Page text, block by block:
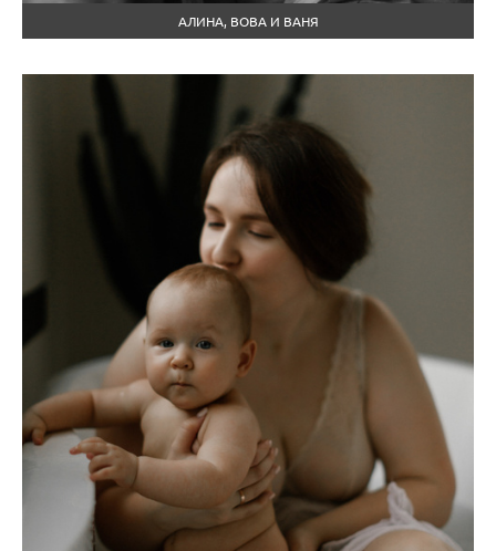
АЛИНА, ВОВА И ВАНЯ